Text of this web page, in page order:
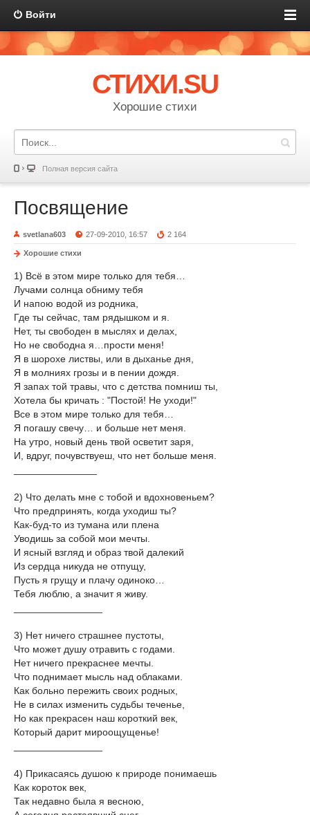
Войти
СТИХИ.SU
Хорошие стихи
Полная версия сайта
Посвящение
svetlana603 27-09-2010, 16:57 2 164
Хорошие стихи
1) Всё в этом мире только для тебя…
Лучами солнца обниму тебя
И напою водой из родника,
Где ты сейчас, там рядышком и я.
Нет, ты свободен в мыслях и делах,
Но не свободна я…прости меня!
Я в шорохе листвы, или в дыханье дня,
Я в молниях грозы и в пении дождя.
Я запах той травы, что с детства помниш ты,
Хотела бы кричать : "Постой! Не уходи!"
Все в этом мире только для тебя…
Я погашу свечу… и больше нет меня.
На утро, новый день твой осветит заря,
И, вдруг, почувствуеш, что нет больше меня.
2) Что делать мне с тобой и вдохновеньем?
Что предпринять, когда уходиш ты?
Как-буд-то из тумана или плена
Уводишь за собой мои мечты.
И ясный взгляд и образ твой далекий
Из сердца никуда не отпущу,
Пусть я грущу и плачу одиноко…
Тебя люблю, а значит я живу.
3) Нет ничего страшнее пустоты,
Что может душу отравить с годами.
Нет ничего прекраснее мечты.
Что поднимает мысль над облаками.
Как больно пережить своих родных,
Не в силах изменить судьбы теченье,
Но как прекрасен наш короткий век,
Который дарит мироощущенье!
4) Прикасаясь душою к природе понимаешь
Как короток век,
Так недавно была я весною,